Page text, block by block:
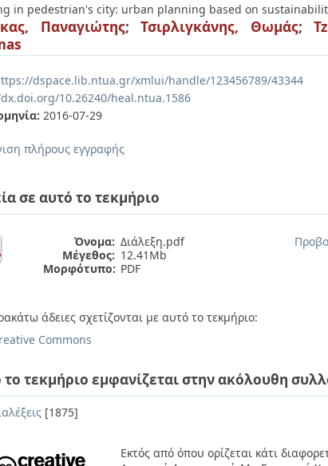
in pedestrian's city: urban planning based on
Παναγιώτης; Τσιρλιγκάνης, Θωμάς;
dspace.lib.ntua.gr/xmlui/handle/123456789/43344
10.26240/heal.ntua.1586
2016-07-29
πλήρους εγγραφής
σε αυτό το τεκμήριο
Όνομα: Διάλεξη.pdf
Μέγεθος: 12.41Mb
Μορφότυπο: PDF
άδειες σχετίζονται με αυτό το τεκμήριο:
Commons
το τεκμήριο εμφανίζεται στην ακόλουθη
[1875]
Εκτός από όπου ορίζεται κάτι